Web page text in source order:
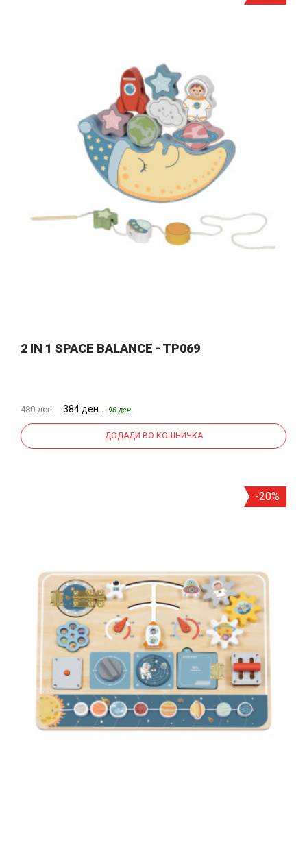
2 IN 1 SPACE BALANCE - TP069
480 ден. 384 ден. -96 ден.
ДОДАДИ ВО КОШНИЧКА
-20%